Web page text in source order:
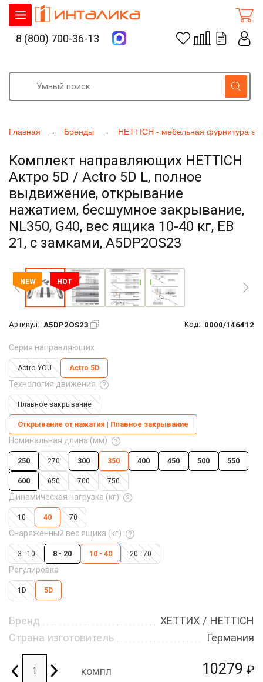
Главная Бренды HETTICH - мебельная фурнитура
Комплект направляющих HETTICH
Актро 5D / Actro 5D L, полное
выдвижение, открывание
нажатием, бесшумное закрывание,
NL350, G40, вес ящика 10-40 кг, ЕВ
21, с замками, A5DP2OS23
NEW HOT
Артикул: A5DP2OS23 Код: 0000/146412
10279 ₽
Серия направляющих
Actro YOU Actro 5D
Технология движения
Плавное закрывание
Открывание от нажатия | Плавное закрывание
Номинальная длина (мм)
250 270 300 350 400 450 500 550
600 650 700 750
Динамическая нагрузка (кг)
10 40 70
Снаряжённый вес ящика (кг)
3 - 10 8 - 20 10 - 40 20 - 70
Регулировка
1D 5D
Бренд
ХЕТТИХ / HETTICH
Страна изготовитель
Германия
компл
8 (800) 700-36-13